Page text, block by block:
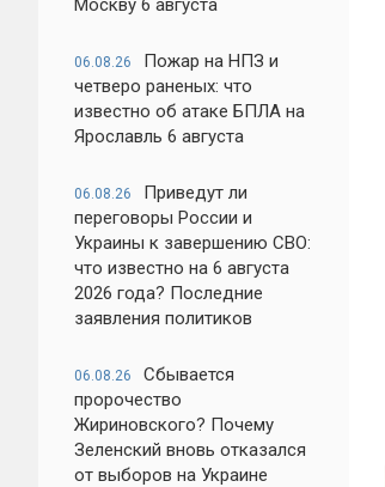
Москву 6 августа
06.08.26
Пожар на НПЗ и
четверо раненых: что
известно об атаке БПЛА на
Ярославль 6 августа
06.08.26
Приведут ли
переговоры России и
Украины к завершению СВО:
что известно на 6 августа
2026 года? Последние
заявления политиков
06.08.26
Сбывается
пророчество
Жириновского? Почему
Зеленский вновь отказался
от выборов на Украине